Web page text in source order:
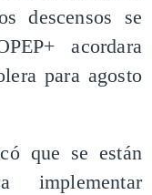
descensos se
acordara
para agosto
que se están
implementar